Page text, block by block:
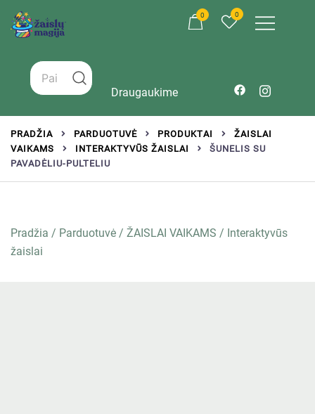
0 0
Draugaukime
PRADŽIA PARDUOTUVĖ PRODUKTAI
ŽAISLAI
VAIKAMS
INTERAKTYVŪS ŽAISLAI
ŠUNELIS SU
PAVADĖLIU-PULTELIU
Pradžia / Parduotuvė / ŽAISLAI VAIKAMS / Interaktyvūs
žaislai